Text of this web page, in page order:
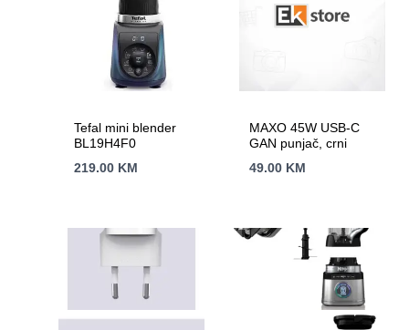
Tefal mini blender
BL19H4F0
219.00 KM
MAXO 45W USB-C
GAN punjač, crni
49.00 KM